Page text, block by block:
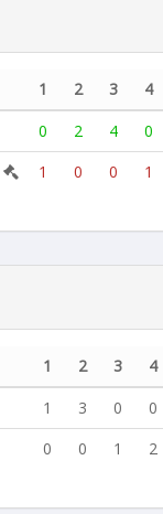
1 2 3 4
0 2 4 0
1 0 0 1
1 2 3 4
1 3 0 0
0 0 1 2